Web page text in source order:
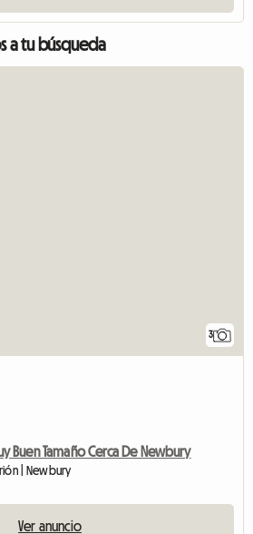
a tu búsqueda
3
Buen Tamaño Cerca De Newbury
| Newbury
Ver anuncio